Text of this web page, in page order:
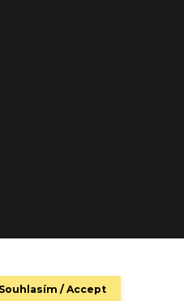
Souhlasím / Accept